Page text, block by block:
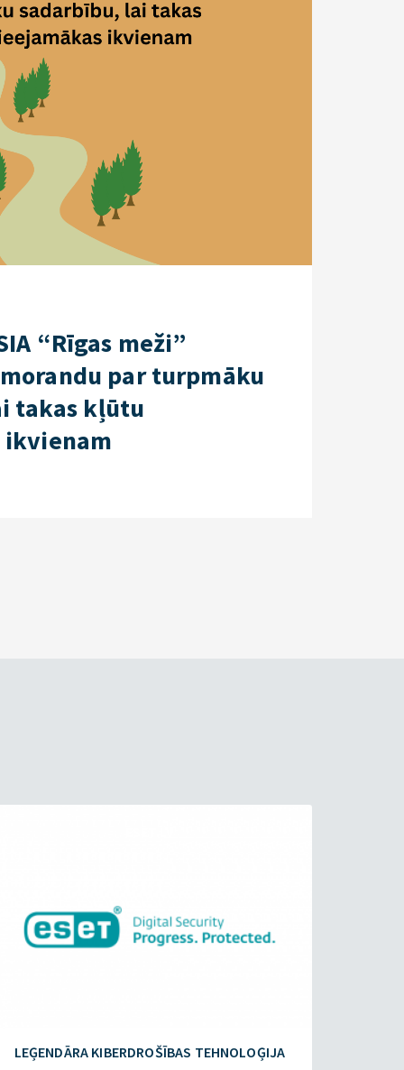
“Rīgas meži”
par turpmāku
takas kļūtu
ikvienam
LEĢENDĀRA KIBERDROŠĪBAS TEHNOLOĢIJA